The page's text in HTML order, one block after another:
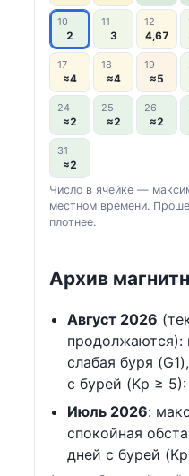
10
2
11
3
12
4,67
17
≈4
18
≈4
19
≈5
24
≈2
25
≈2
26
≈2
31
≈2
Число в ячейке —
местном времени.
плотнее.
Архив
Август 2026
слабая буря
с бурей (Kp ≥ 5):
Июль 2026:
спокойная
дней с бурей